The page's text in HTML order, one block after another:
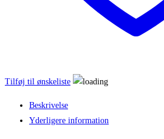
Tilføj til ønskeliste
Beskrivelse
Yderligere information